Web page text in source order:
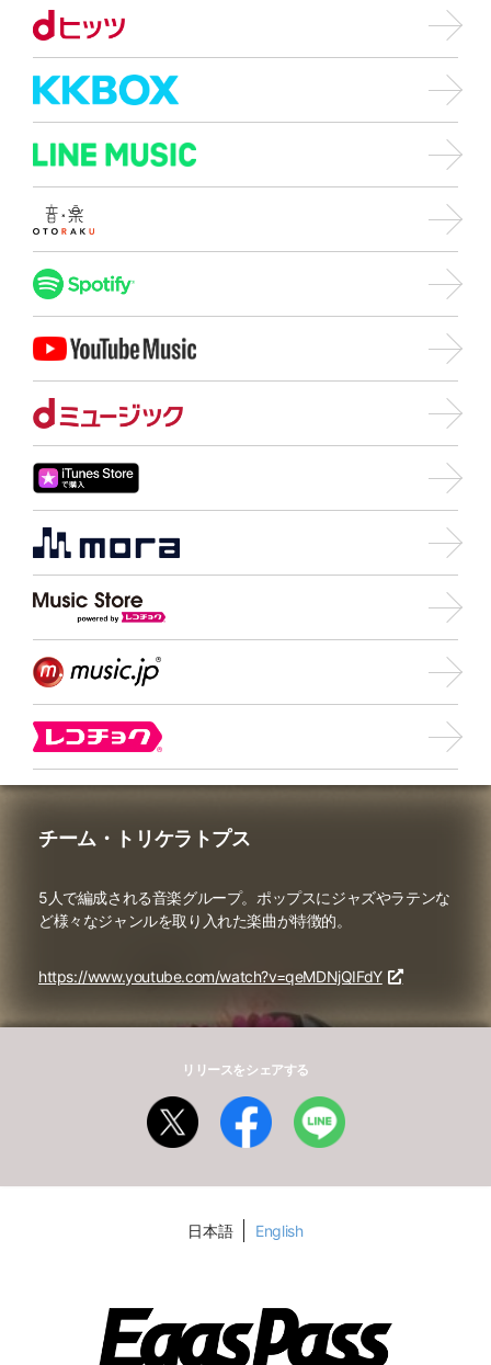
チーム・トリケラトプス
5人で編成される音楽グループ。ポップスにジャズやラテンな
ど様々なジャンルを取り入れた楽曲が特徴的。
https://www.youtube.com/watch?v=qeMDNjQIFdY
リリースをシェアする
日本語 English